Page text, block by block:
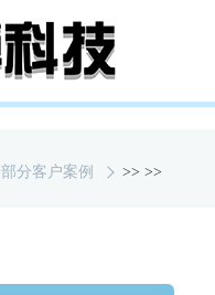
>> >>
部分客户案例